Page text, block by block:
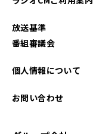
放送基準
番組審議会
個人情報について
お問い合わせ